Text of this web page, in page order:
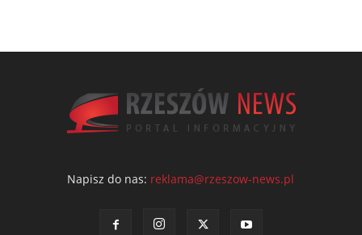
Napisz do nas: reklama@rzeszow-news.pl